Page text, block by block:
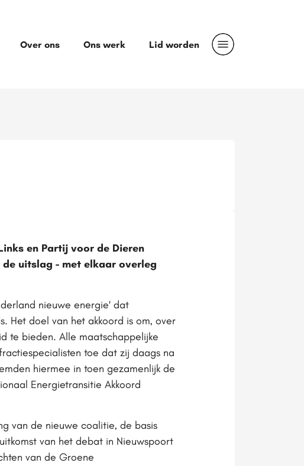
Over ons Ons werk Lid worden
en Partij voor de Dieren
uitslag - met elkaar overleg
nieuwe energie' dat
Het doel van het akkoord is om, over
te bieden. Alle maatschappelijke
toe dat zij daags na
hiermee in toen gezamenlijk de
Energietransitie Akkoord
van de nieuwe coalitie, de basis
van het debat in Nieuwspoort
van de Groene